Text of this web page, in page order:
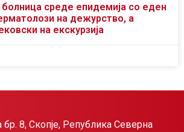
болница среде епидемија со еден
на дежурство, а
на екскурзија
бр. 8, Скопје, Република Северна